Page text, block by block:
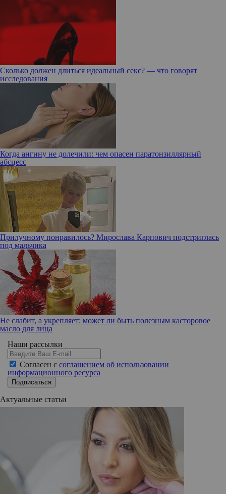
Сколько должен длиться идеальный секс? — что говорят
исследования
Когда ангину не долечили: чем опасен паратонзиллярный
абсцесс
Прилучному понравилось? Мирослава Карпович подстриглась
под мальчика
Не слабит, а укрепляет: может ли быть полезным касторовое
масло для лица
Наши рассылки
Согласен с соглашением об использовании
информационного ресурса
Подписаться
Актуальные статьи